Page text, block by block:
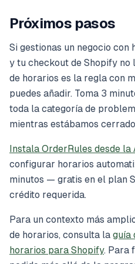
Próximos pasos
Si gestionas un negocio
y tu checkout de Shopify no
de horarios es la regla con
puedes añadir. Toma 3
toda la categoría de
mientras estábamos
Instala OrderRules desde
configurar horarios
minutos — gratis en el plan
crédito requerida.
Para un contexto más
de horarios, consulta la guía
horarios para Shopify. Para